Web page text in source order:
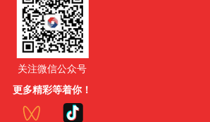
关注微信公众号
更多精彩等着你！